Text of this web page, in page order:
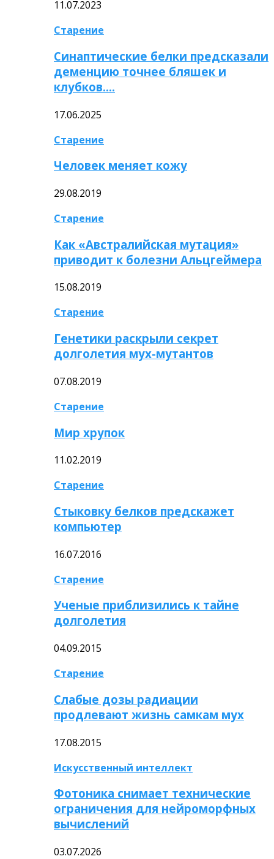
11.07.2023
Старение
Синаптические белки предсказали
деменцию точнее бляшек и
клубков….
17.06.2025
Старение
Человек меняет кожу
29.08.2019
Старение
Как «Австралийская мутация»
приводит к болезни Альцгеймера
15.08.2019
Старение
Генетики раскрыли секрет
долголетия мух-мутантов
07.08.2019
Старение
Мир хрупок
11.02.2019
Старение
Стыковку белков предскажет
компьютер
16.07.2016
Старение
Ученые приблизились к тайне
долголетия
04.09.2015
Старение
Слабые дозы радиации
продлевают жизнь самкам мух
17.08.2015
Искусственный интеллект
Фотоника снимает технические
ограничения для нейроморфных
вычислений
03.07.2026